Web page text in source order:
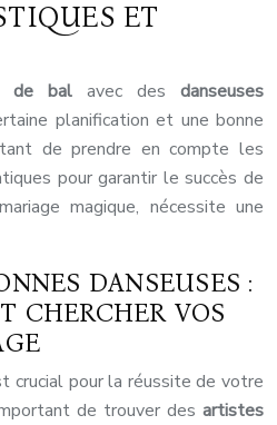
ET
de bal avec des danseuses
planification et une bonne
de prendre en compte les
pour garantir le succès de
magique, nécessite une
DANSEUSES :
CHERCHER VOS
crucial pour la réussite de votre
de trouver desartistes